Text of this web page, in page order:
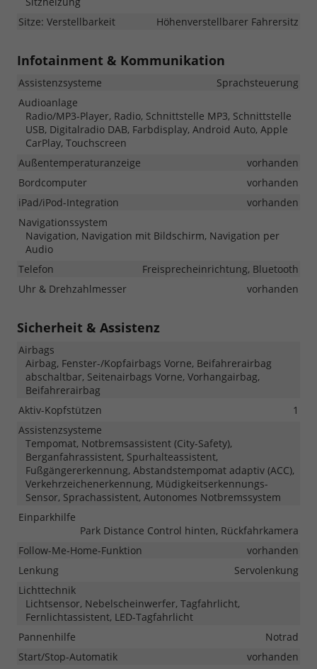
Sitze: Verstellbarkeit
Höhenverstellbarer Fahrersitz
Infotainment & Kommunikation
Assistenzsysteme
Sprachsteuerung
Audioanlage
Radio/MP3-Player, Radio, Schnittstelle MP3, Schnittstelle
USB, Digitalradio DAB, Farbdisplay, Android Auto, Apple
CarPlay, Touchscreen
Außentemperaturanzeige
vorhanden
Bordcomputer
vorhanden
iPad/iPod-Integration
vorhanden
Navigationssystem
Navigation, Navigation mit Bildschirm, Navigation per
Audio
Telefon
Freisprecheinrichtung, Bluetooth
Uhr & Drehzahlmesser
vorhanden
Sicherheit & Assistenz
Airbags
Airbag, Fenster-/Kopfairbags Vorne, Beifahrerairbag
abschaltbar, Seitenairbags Vorne, Vorhangairbag,
Beifahrerairbag
Aktiv-Kopfstützen
1
Assistenzsysteme
Tempomat, Notbremsassistent (City-Safety),
Berganfahrassistent, Spurhalteassistent,
Fußgängererkennung, Abstandstempomat adaptiv (ACC),
Verkehrzeichenerkennung, Müdigkeitserkennungs-
Sensor, Sprachassistent, Autonomes Notbremssystem
Einparkhilfe
Park Distance Control hinten, Rückfahrkamera
Follow-Me-Home-Funktion
vorhanden
Lenkung
Servolenkung
Lichttechnik
Lichtsensor, Nebelscheinwerfer, Tagfahrlicht,
Fernlichtassistent, LED-Tagfahrlicht
Pannenhilfe
Notrad
Start/Stop-Automatik
vorhanden